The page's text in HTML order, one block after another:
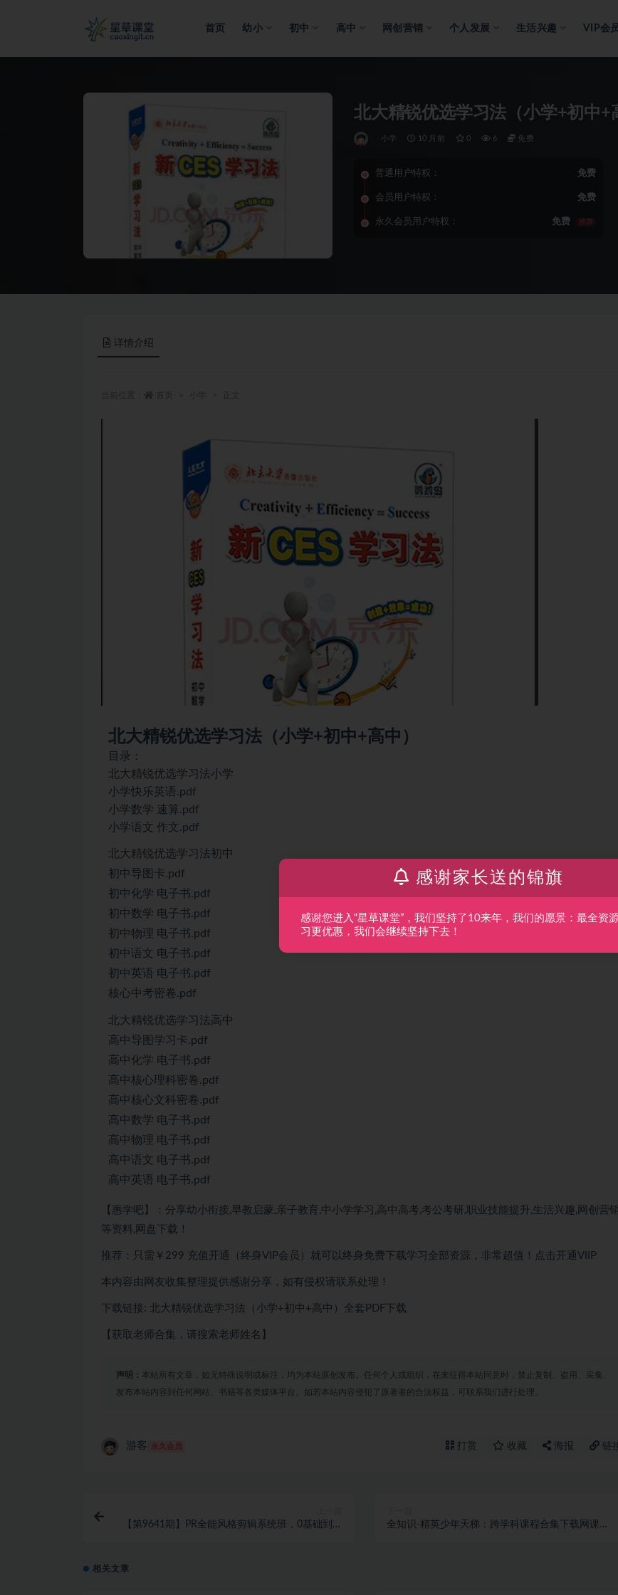
首页 幼小 初中 高中 网创营销 个人发展 生活兴趣 VIP会
北大精锐优选学习法（小学+初中+
小学 10 月前 0 6 免费
普通用户特权： 免费
会员用户特权： 免费
永久会员用户特权： 免费 推荐
详情介绍
北大精锐优选学习法（小学+初中+高中）
目录：
北大精锐优选学习法小学
小学快乐英语.pdf
小学数学 速算.pdf
小学语文 作文.pdf
北大精锐优选学习法初中
初中导图卡.pdf
初中化学 电子书.pdf
初中数学 电子书.pdf
初中物理 电子书.pdf
初中语文 电子书.pdf
初中英语 电子书.pdf
核心中考密卷.pdf
北大精锐优选学习法高中
高中导图学习卡.pdf
高中化学 电子书.pdf
高中核心理科密卷.pdf
高中核心文科密卷.pdf
高中数学 电子书.pdf
高中物理 电子书.pdf
高中语文 电子书.pdf
高中英语 电子书.pdf
【惠学吧】：分享幼小衔接,早教启蒙,亲子教育,中小学学习,高中高考,考公考研,职业技能提升,生活兴趣,网创营
等资料,网盘下载！
推荐：只需￥299 充值开通（终身VIP会员）就可以终身免费下载学习全部资源，非常超值！点击开通VIIP
本内容由网友收集整理提供感谢分享，如有侵权请联系处理！
下载链接: 北大精锐优选学习法（小学+初中+高中）全套PDF下载
【获取老师合集，请搜索老师姓名】
声明： 本站所有文章，如无特殊说明或标注，均为本站原创发布。任何个人或组织，在未征得本站同意时，禁止复制、盗用、采集、
发布本站内容到任何网站、书籍等各类媒体平台。如若本站内容侵犯了原著者的合法权益，可联系我们进行处理。
游客 永久会员 打赏 收藏 海报 链
【第9641期】PR全能风格剪辑系统班，0基础到高
全知识-精英少年天梯：跨学科课程合集下载网课视
相关文章
感谢家长送的锦旗
感谢您进入“星草课堂”，我们坚持了10来年，我们的愿景：最全资
习更优惠，我们会继续坚持下去！